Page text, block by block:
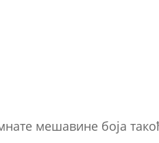
мешавине боја